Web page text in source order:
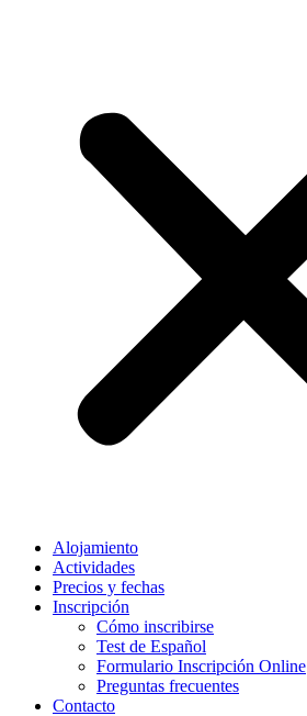
Alojamiento
Actividades
Precios y fechas
Inscripción
Cómo inscribirse
Test de Español
Formulario Inscripción Online
Preguntas frecuentes
Contacto